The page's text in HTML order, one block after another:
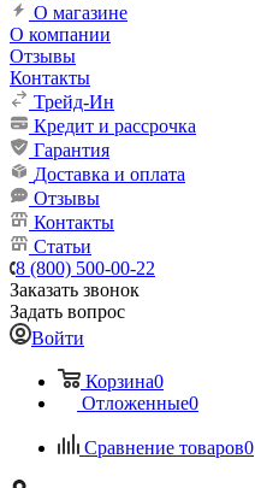
О магазине
О компании
Отзывы
Контакты
Трейд-Ин
Кредит и рассрочка
Гарантия
Доставка и оплата
Отзывы
Контакты
Статьи
8 (800) 500-00-22
Заказать звонок
Задать вопрос
Войти
Корзина0
Отложенные0
Сравнение товаров0